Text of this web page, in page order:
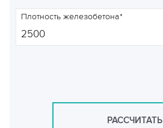
Плотность железобетона
РАССЧИТАТЬ